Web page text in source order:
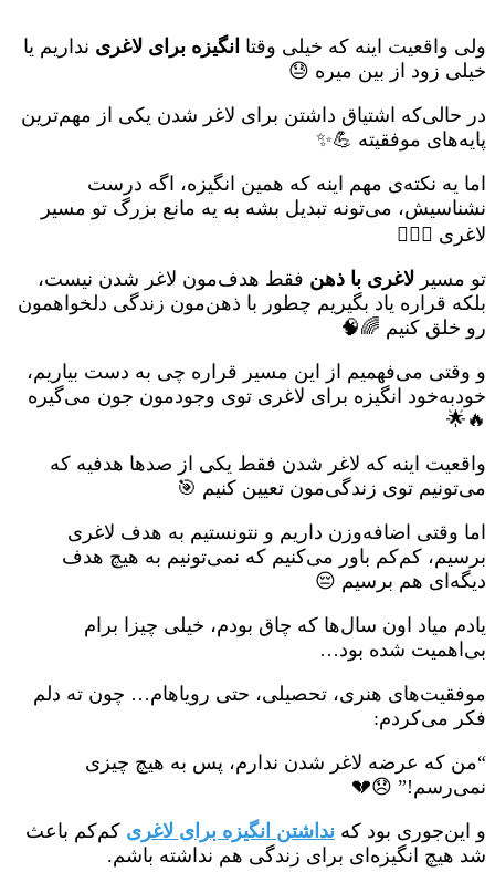
ولی واقعیت اینه که خیلی وقتا انگیزه برای لاغری نداریم یا
خیلی زود از بین میره 😓
در حالی‌که اشتیاق داشتن برای لاغر شدن یکی از مهم‌ترین
پایه‌های موفقیته 💪✨
اما یه نکته‌ی مهم اینه که همین انگیزه، اگه درست
نشناسیش، می‌تونه تبدیل بشه به یه مانع بزرگ تو مسیر
لاغری 😮‍💨❌
تو مسیر لاغری با ذهن فقط هدف‌مون لاغر شدن نیست،
بلکه قراره یاد بگیریم چطور با ذهن‌مون زندگی دلخواهمون
رو خلق کنیم 🌈🧠
و وقتی می‌فهمیم از این مسیر قراره چی به دست بیاریم،
خودبه‌خود انگیزه برای لاغری توی وجودمون جون می‌گیره
🔥🌟
واقعیت اینه که لاغر شدن فقط یکی از صدها هدفیه که
می‌تونیم توی زندگی‌مون تعیین کنیم 🎯
اما وقتی اضافه‌وزن داریم و نتونستیم به هدف لاغری
برسیم، کم‌کم باور می‌کنیم که نمی‌تونیم به هیچ هدف
دیگه‌ای هم برسیم 😔
یادم میاد اون سال‌ها که چاق بودم، خیلی چیزا برام
بی‌اهمیت شده بود…
موفقیت‌های هنری، تحصیلی، حتی رویاهام… چون ته دلم
فکر می‌کردم:
“من که عرضه لاغر شدن ندارم، پس به هیچ چیزی
نمی‌رسم!” 😞💔
و این‌جوری بود که نداشتن انگیزه برای لاغری کم‌کم باعث
شد هیچ انگیزه‌ای برای زندگی هم نداشته باشم.